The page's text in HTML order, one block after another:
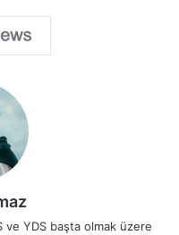
ve YDS başta olmak üzere